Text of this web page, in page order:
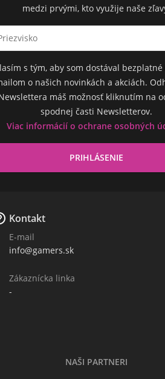
medzi prvými, kto využije naše
s tým, aby som dostával
o našich novinkách a akciách.
máš možnosť kliknutím na
spodnej časti Newsletterov.
Viac informácií o ochrane osobných
Kontakt
E-mail
info@gamers.sk
Zákaznícka linka
-
NAŠI PARTNERI